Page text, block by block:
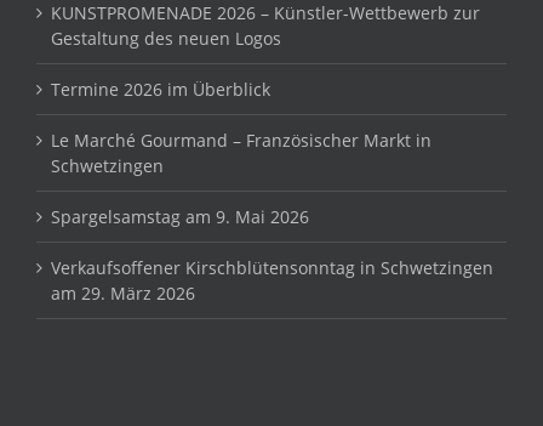
KUNSTPROMENADE 2026 – Künstler-Wettbewerb zur
Gestaltung des neuen Logos
Termine 2026 im Überblick
Le Marché Gourmand – Französischer Markt in
Schwetzingen
Spargelsamstag am 9. Mai 2026
Verkaufsoffener Kirschblütensonntag in Schwetzingen
am 29. März 2026